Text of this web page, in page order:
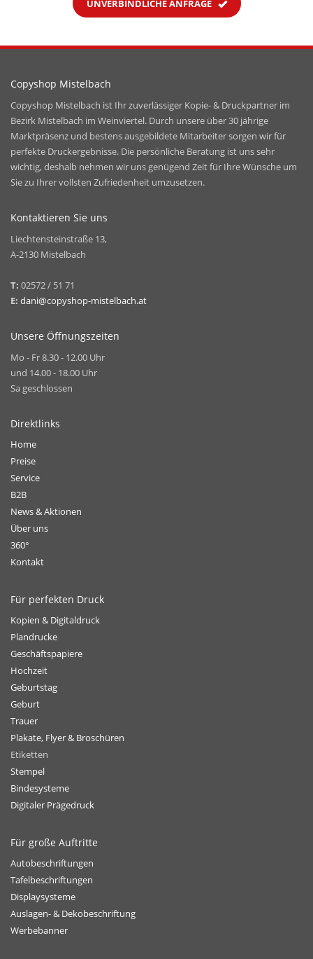
UNVERBINDLICHE ANFRAGE
Copyshop Mistelbach
Copyshop Mistelbach ist Ihr zuverlässiger Kopie- & Druckpartner im
Bezirk Mistelbach im Weinviertel. Durch unsere über 30 jährige
Marktpräsenz und bestens ausgebildete Mitarbeiter sorgen wir für
perfekte Druckergebnisse. Die persönliche Beratung ist uns sehr
wichtig, deshalb nehmen wir uns genügend Zeit für Ihre Wünsche um
Sie zu Ihrer vollsten Zufriedenheit umzusetzen.
Kontaktieren Sie uns
Liechtensteinstraße 13,
A-2130 Mistelbach
T: 02572 / 51 71
E: dani@copyshop-mistelbach.at
Unsere Öffnungszeiten
Mo - Fr 8.30 - 12.00 Uhr
und 14.00 - 18.00 Uhr
Sa geschlossen
Direktlinks
Home
Preise
Service
B2B
News & Aktionen
Über uns
360°
Kontakt
Für perfekten Druck
Kopien & Digitaldruck
Plandrucke
Geschäftspapiere
Hochzeit
Geburtstag
Geburt
Trauer
Plakate, Flyer & Broschüren
Etiketten
Stempel
Bindesysteme
Digitaler Prägedruck
Für große Auftritte
Autobeschriftungen
Tafelbeschriftungen
Displaysysteme
Auslagen- & Dekobeschriftung
Werbebanner